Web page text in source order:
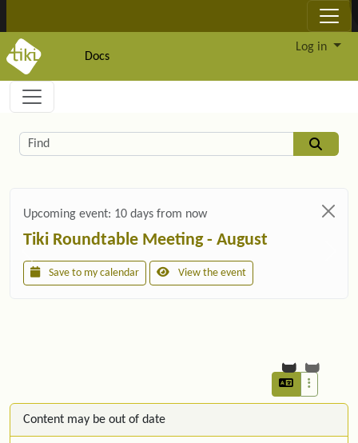
Docs
Log in
Navigation and related functionality and
Related content
Find
Upcoming event: 10 days from now
Tiki Roundtable Meeting - August
Save to my calendar View the event
Content may be out of date